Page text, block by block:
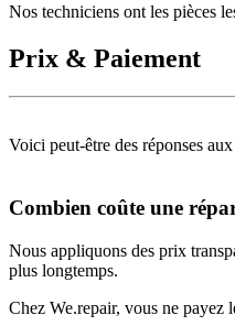
Nos techniciens ont les pièces
Prix & Paiement
Voici peut-être des réponses
Combien coûte une
Nous appliquons des prix
plus longtemps.
Chez We.repair, vous ne payez